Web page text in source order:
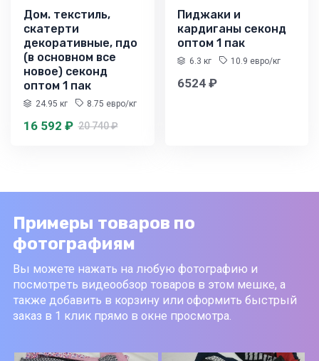
Дом. текстиль,
скатерти
декоративные, пдо
(в основном все
новое) секонд
оптом 1 пак
24.95 кг 8.75 евро/кг
16 592 ₽ 20 740 ₽
Пиджаки и
кардиганы секонд
оптом 1 пак
6.3 кг 10.9 евро/кг
6524 ₽
Примеры товаров по
фотографиям
Вы можете нажать на любую фотографию и
посмотреть видеообзор товаров в этом мешке, а
также добавить в корзину или оформить быстрый
заказ в 1 клик прямо в окне просмотра.